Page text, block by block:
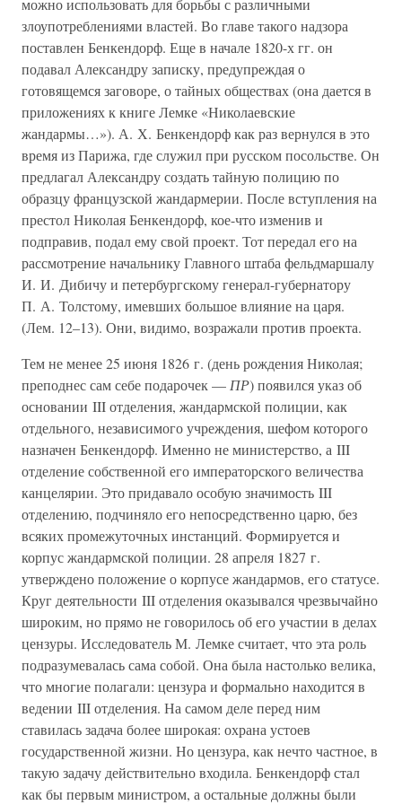
можно использовать для борьбы с различными
злоупотреблениями властей. Во главе такого надзора
поставлен Бенкендорф. Еще в начале 1820-х гг. он
подавал Александру записку, предупреждая о
готовящемся заговоре, о тайных обществах (она дается в
приложениях к книге Лемке «Николаевские
жандармы…»). А. Х. Бенкендорф как раз вернулся в это
время из Парижа, где служил при русском посольстве. Он
предлагал Александру создать тайную полицию по
образцу французской жандармерии. После вступления на
престол Николая Бенкендорф, кое-что изменив и
подправив, подал ему свой проект. Тот передал его на
рассмотрение начальнику Главного штаба фельдмаршалу
И. И. Дибичу и петербургскому генерал-губернатору
П. А. Толстому, имевших большое влияние на царя.
(Лем. 12–13). Они, видимо, возражали против проекта.
Тем не менее 25 июня 1826 г. (день рождения Николая;
преподнес сам себе подарочек — ПР) появился указ об
основании III отделения, жандармской полиции, как
отдельного, независимого учреждения, шефом которого
назначен Бенкендорф. Именно не министерство, а III
отделение собственной его императорского величества
канцелярии. Это придавало особую значимость III
отделению, подчиняло его непосредственно царю, без
всяких промежуточных инстанций. Формируется и
корпус жандармской полиции. 28 апреля 1827 г.
утверждено положение о корпусе жандармов, его статусе.
Круг деятельности III отделения оказывался чрезвычайно
широким, но прямо не говорилось об его участии в делах
цензуры. Исследователь М. Лемке считает, что эта роль
подразумевалась сама собой. Она была настолько велика,
что многие полагали: цензура и формально находится в
ведении III отделения. На самом деле перед ним
ставилась задача более широкая: охрана устоев
государственной жизни. Но цензура, как нечто частное, в
такую задачу действительно входила. Бенкендорф стал
как бы первым министром, а остальные должны были